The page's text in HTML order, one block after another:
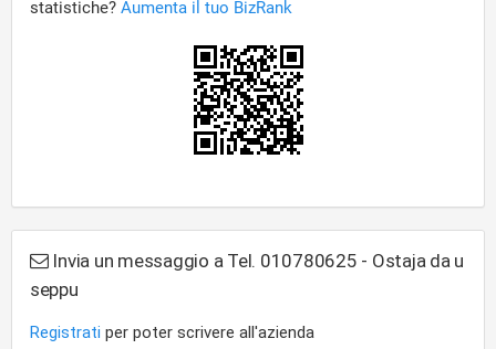
Invia un messaggio a Tel. 010780625 - Ostaja da u
seppu
Registrati per poter scrivere all'azienda